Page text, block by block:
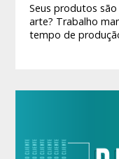
Seus produtos
arte? Trabalho
tempo de